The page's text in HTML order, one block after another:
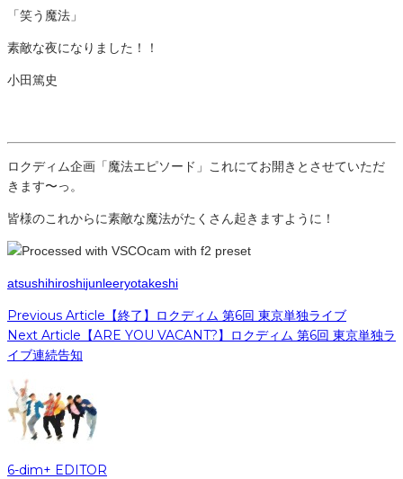
「笑う魔法」
素敵な夜になりました！！
小田篤史
ロクディム企画「魔法エピソード」これにてお開きとさせていただ
きます〜っ。
皆様のこれからに素敵な魔法がたくさん起きますように！
atsushihiroshijunleeryotakeshi
Previous Article 【終了】ロクディム 第6回 東京単独ライブ
Next Article 【ARE YOU VACANT?】ロクディム 第6回 東京単独ラ
イブ連続告知
6-dim+ EDITOR